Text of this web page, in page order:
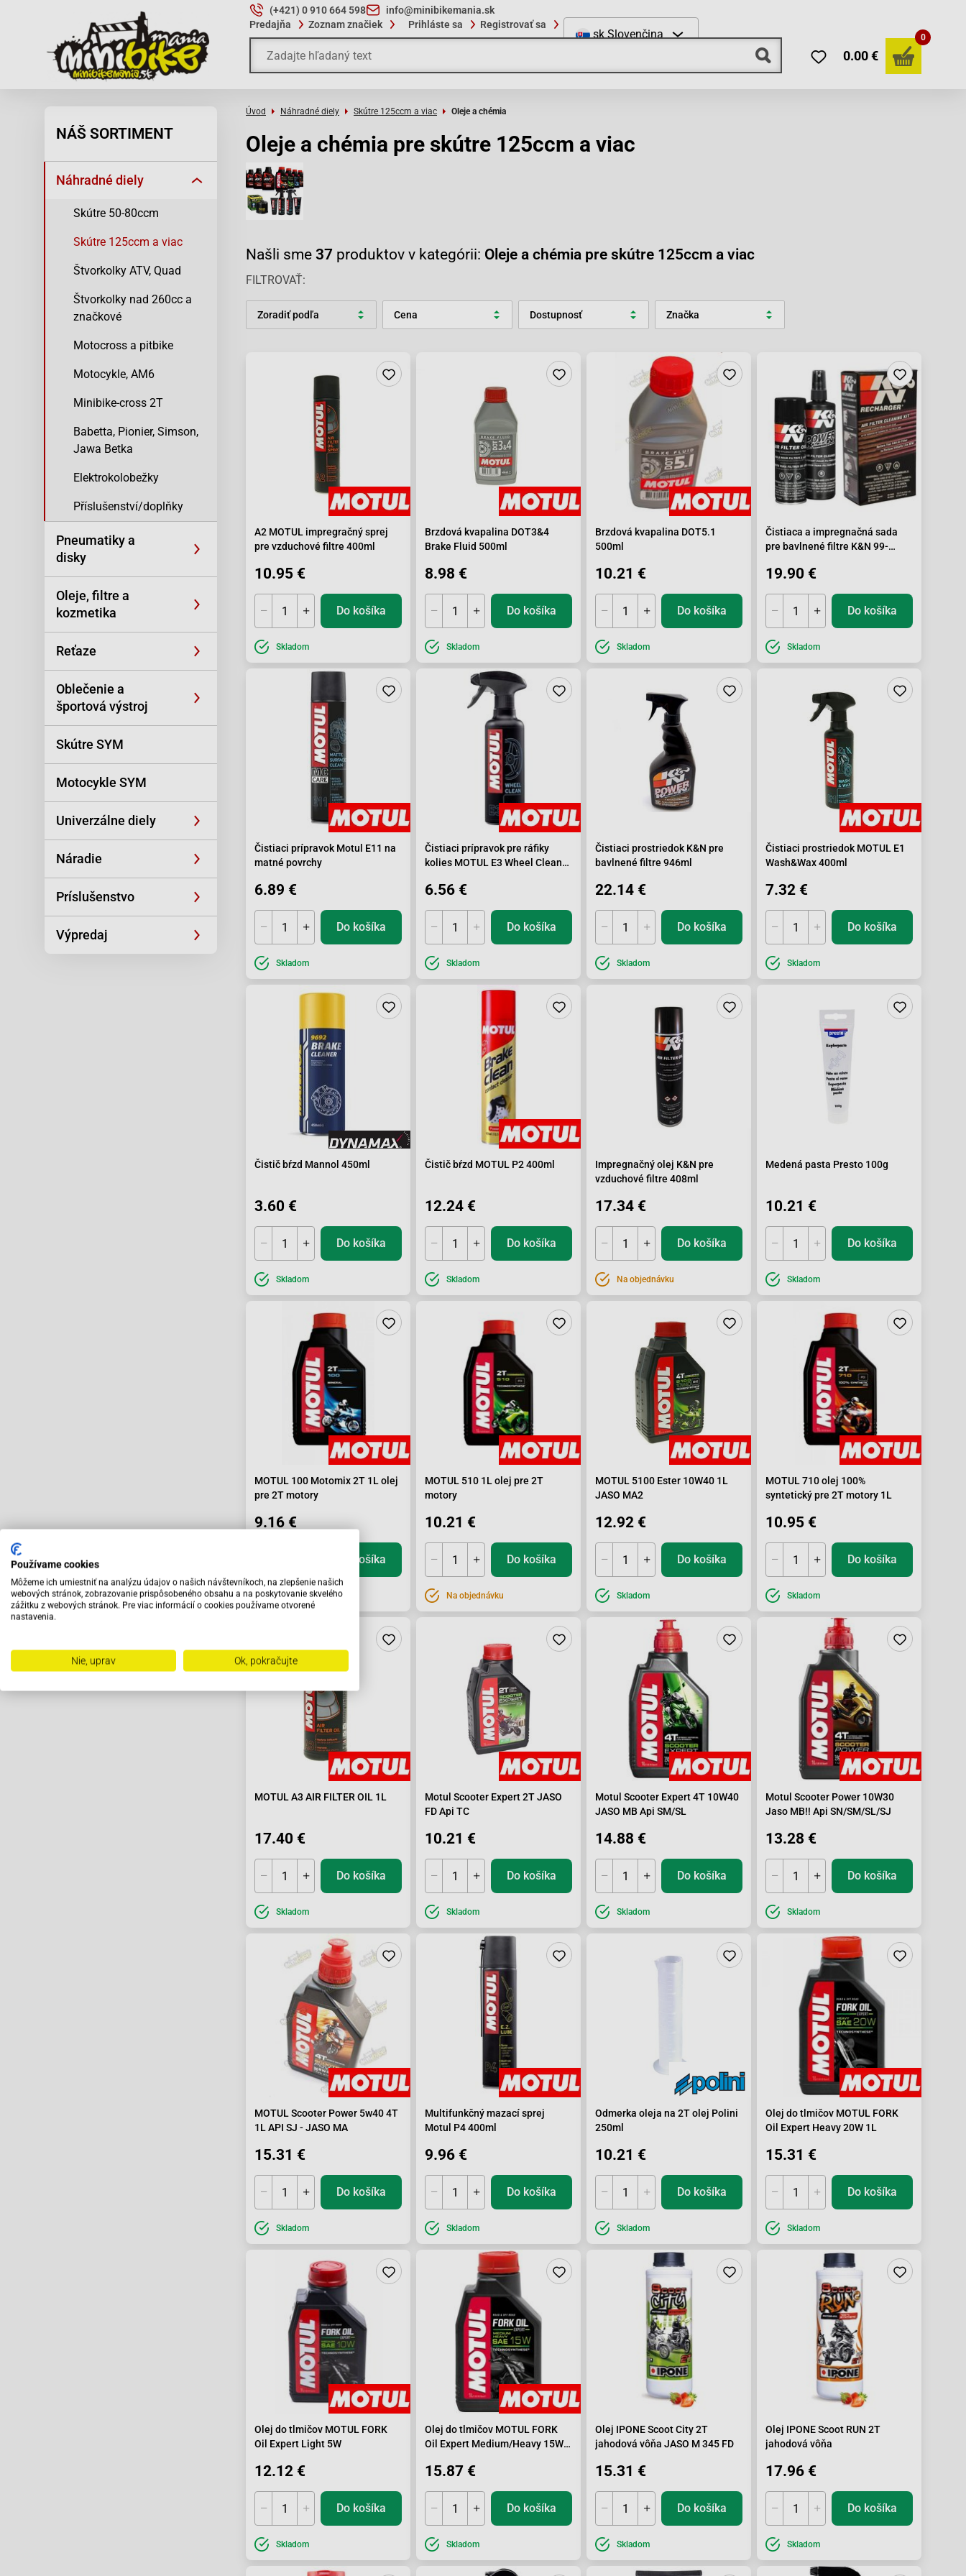
(+421) 0 910 664 598
info@minibikemania.sk
Predajňa
Zoznam značiek Prihláste sa Registrovať sa
sk Slovenčina
0.00 €
0
NÁŠ SORTIMENT
Náhradné diely
Skútre 50-80ccm
Skútre 125ccm a viac
Štvorkolky ATV, Quad
Štvorkolky nad 260cc a
značkové
Motocross a pitbike
Motocykle, AM6
Minibike-cross 2T
Babetta, Pionier, Simson,
Jawa Betka
Elektrokolobežky
Příslušenství/doplňky
Pneumatiky a
disky
Oleje, filtre a
kozmetika
Reťaze
Oblečenie a
športová výstroj
Skútre SYM
Motocykle SYM
Univerzálne diely
Náradie
Príslušenstvo
Výpredaj
Úvod Náhradné diely Skútre 125ccm a viac Oleje a chémia
Oleje a chémia pre skútre 125ccm a viac
Našli sme 37 produktov v kategórii: Oleje a chémia pre skútre 125ccm a viac
FILTROVAŤ
Zoradiť podľa Cena Dostupnosť Značka
A2 MOTUL impregračný sprej
pre vzduchové filtre 400ml
10.95 €
Do košíka
Skladom
Brzdová kvapalina DOT3&4
Brake Fluid 500ml
8.98 €
Do košíka
Skladom
Brzdová kvapalina DOT5.1
500ml
10.21 €
Do košíka
Skladom
Čistiaca a impregnačná sada
pre bavlnené filtre K&N 99-
19.90 €
Do košíka
Skladom
Čistiaci prípravok Motul E11 na
matné povrchy
6.89 €
Do košíka
Skladom
Čistiaci prípravok pre ráfiky
kolies MOTUL E3 Wheel Clean
6.56 €
Do košíka
Skladom
Čistiaci prostriedok K&N pre
bavlnené filtre 946ml
22.14 €
Do košíka
Skladom
Čistiaci prostriedok MOTUL E1
Wash&Wax 400ml
7.32 €
Do košíka
Skladom
Čistič bŕzd Mannol 450ml
3.60 €
Do košíka
Skladom
Čistič bŕzd MOTUL P2 400ml
12.24 €
Do košíka
Skladom
Impregnačný olej K&N pre
vzduchové filtre 408ml
17.34 €
Do košíka
Na objednávku
Medená pasta Presto 100g
10.21 €
Do košíka
Skladom
MOTUL 100 Motomix 2T 1L olej
pre 2T motory
9.16 €
Do košíka
Skladom
MOTUL 510 1L olej pre 2T
motory
10.21 €
Do košíka
Na objednávku
MOTUL 5100 Ester 10W40 1L
JASO MA2
12.92 €
Do košíka
Skladom
MOTUL 710 olej 100%
syntetický pre 2T motory 1L
10.95 €
Do košíka
Skladom
MOTUL A3 AIR FILTER OIL 1L
17.40 €
Do košíka
Skladom
Motul Scooter Expert 2T JASO
FD Api TC
10.21 €
Do košíka
Skladom
Motul Scooter Expert 4T 10W40
JASO MB Api SM/SL
14.88 €
Do košíka
Skladom
Motul Scooter Power 10W30
Jaso MB!! Api SN/SM/SL/SJ
13.28 €
Do košíka
Skladom
MOTUL Scooter Power 5w40 4T
1L API SJ - JASO MA
15.31 €
Do košíka
Skladom
Multifunkčný mazací sprej
Motul P4 400ml
9.96 €
Do košíka
Skladom
Odmerka oleja na 2T olej Polini
250ml
10.21 €
Do košíka
Skladom
Olej do tlmičov MOTUL FORK
Oil Expert Heavy 20W 1L
15.31 €
Do košíka
Skladom
Olej do tlmičov MOTUL FORK
Oil Expert Light 5W
12.12 €
Do košíka
Skladom
Olej do tlmičov MOTUL FORK
Oil Expert Medium/Heavy 15W
15.87 €
Do košíka
Skladom
Olej IPONE Scoot City 2T
jahodová vôňa JASO M 345 FD
15.31 €
Do košíka
Skladom
Olej IPONE Scoot RUN 2T
jahodová vôňa
17.96 €
Do košíka
Skladom
Používame cookies
Môžeme ich umiestniť na analýzu údajov o našich návštevníkoch, na zlepšenie našich
webových stránok, zobrazovanie prispôsobeného obsahu a na poskytovanie skvelého
zážitku z webových stránok. Pre viac informácií o cookies používame otvorené
nastavenia.
Nie, uprav Ok, pokračujte